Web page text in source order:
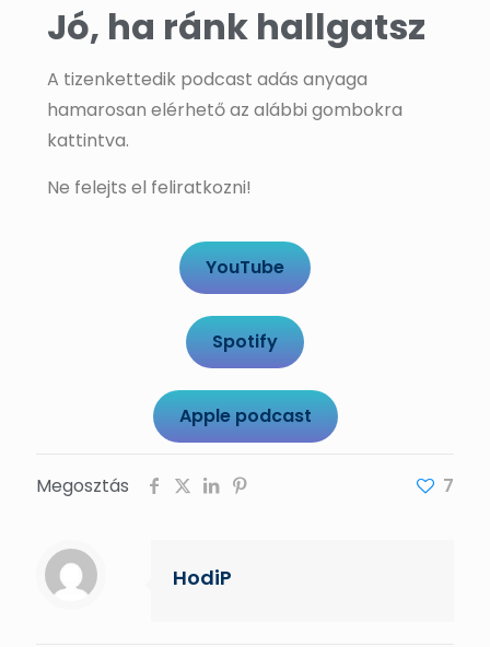
Jó, ha ránk hallgatsz
A tizenkettedik podcast adás anyaga
hamarosan elérhető az alábbi gombokra
kattintva.
Ne felejts el feliratkozni!
YouTube
Spotify
Apple podcast
Megosztás 7
HodiP